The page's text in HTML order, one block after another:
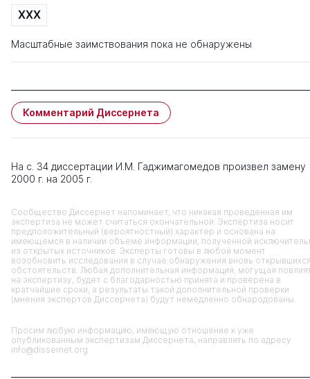
XXX
Масштабные заимствования пока не обнаружены
Комментарий Диссернета
На с. 34 диссертации И.М. Гаджимагомедов произвел замену
2000 г. на 2005 г.
Сообщество Диссернет напоминает, что никакая проведенная им
экспертиза не может считаться окончательной. Экспертиза носит
предположительный (вероятностный) характер и основана на
имеющемся в наличии объеме информации, полученной
из открытых источников. Эксперты готовы в любой момент
возобновить исследования в случае обнаружения вновь
обстоятельств. Любая дополнительная информация, могущая
на экспертизу, будет с благодарностью принята и проверена в
кратчайшие сроки, а результаты такой дополнительной проверки
(мнения экспертов Диссернета) будут немедленно обнародованы.
Просим любую информацию, имеющую отношение к уже
опубликованным экспертизам Диссернета, направлять по адресу
info@dissernet.org